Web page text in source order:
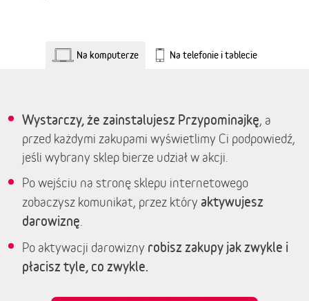
Na komputerze Na telefonie i tablecie
Wystarczy, że zainstalujesz Przypominajkę, a
przed każdymi zakupami wyświetlimy Ci podpowiedź,
jeśli wybrany sklep bierze udział w akcji.
Po wejściu na stronę sklepu internetowego
zobaczysz komunikat, przez który aktywujesz
darowiznę
Po aktywacji darowizny robisz zakupy jak zwykle i
płacisz tyle, co zwykle.